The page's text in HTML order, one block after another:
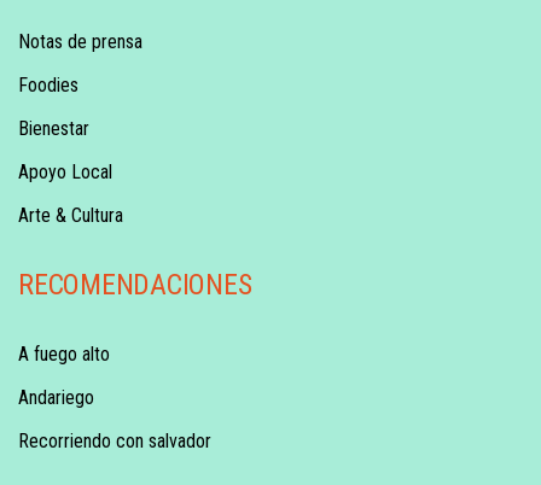
Notas de prensa
Foodies
Bienestar
Apoyo Local
Arte & Cultura
RECOMENDACIONES
A fuego alto
Andariego
Recorriendo con salvador